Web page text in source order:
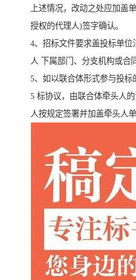
上述情况，改动之处应加盖
授权的代理人)签字确认。
4、招标文件要求盖投标单
人 下属部门、分支机构或合
5、如以联合体形式参与投
5 标协议，由联合体牵头人
人按规定签署并加盖牵头人单